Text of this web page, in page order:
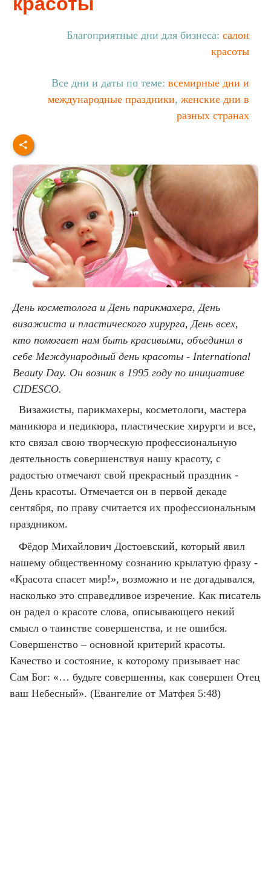
Благоприятные дни для бизнеса: салон
красоты
Все дни и даты по теме: всемирные дни и
международные праздники, женские дни в
разных странах
День косметолога и День парикмахера, День
визажиста и пластического хирурга, День всех,
кто помогает нам быть красивыми, объединил в
себе Международный день красоты - International
Beauty Day. Он возник в 1995 году по инициативе
CIDESCO.
Визажисты, парикмахеры, косметологи, мастера
маникюра и педикюра, пластические хирурги и все,
кто связал свою творческую профессиональную
деятельность совершенствуя нашу красоту, с
радостью отмечают свой прекрасный праздник -
День красоты. Отмечается он в первой декаде
сентября, по праву считается их профессиональным
праздником.
Фёдор Михайлович Достоевский, который явил
нашему общественному сознанию крылатую фразу -
«Красота спасет мир!», возможно и не догадывался,
насколько это справедливое изречение. Как писатель
он радел о красоте слова, описывающего некий
смысл о таинстве совершенства, и не ошибся.
Совершенство – основной критерий красоты.
Качество и состояние, к которому призывает нас
Сам Бог: «… будьте совершенны, как совершен Отец
ваш Небесный». (Евангелие от Матфея 5:48)